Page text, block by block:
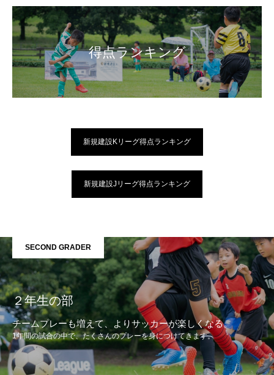
得点ランキング
新規建設Kリーグ得点ランキング
新規建設Jリーグ得点ランキング
SECOND GRADER
２年生の部
チームプレーも増えて、よりサッカーが楽しくなる。
1年間の試合の中で、たくさんのプレーを身につけてきます。